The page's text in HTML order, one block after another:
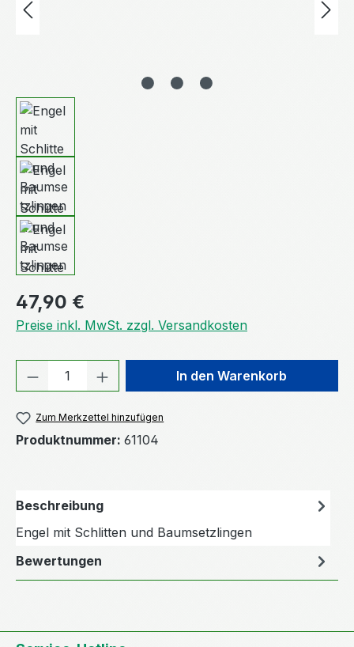
Regulärer Preis:
47,90 €
Preise inkl. MwSt. zzgl. Versandkosten
Produkt Anzahl: Gib denIn den Warenkorb
Zum Merkzettel hinzufügen
Produktnummer: 61104
Beschreibung
Engel mit Schlitten und Baumsetzlingen
Bewertungen